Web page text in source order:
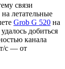
связи
летательные
Grob G 520 на
добиться
канала
с — от